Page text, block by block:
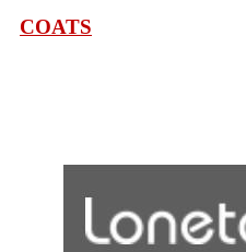
COATS